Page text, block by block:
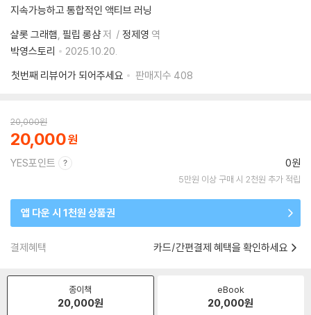
지속가능하고 통합적인 액티브 러닝
샬롯 그래햄 필립 롱샴저 정제영 역
박영스토리
2025.10.20.
첫번째 리뷰어가 되어주세요
판매지수 408
20,000원
20,000
YES포인트 0원
5만원 이상 구매 시 2천원 추가 적립
앱 다운 시 1천원 상품권
결제혜택 카드/간편결제 혜택을 확인하세요
종이책
20,000원
eBook
20,000원